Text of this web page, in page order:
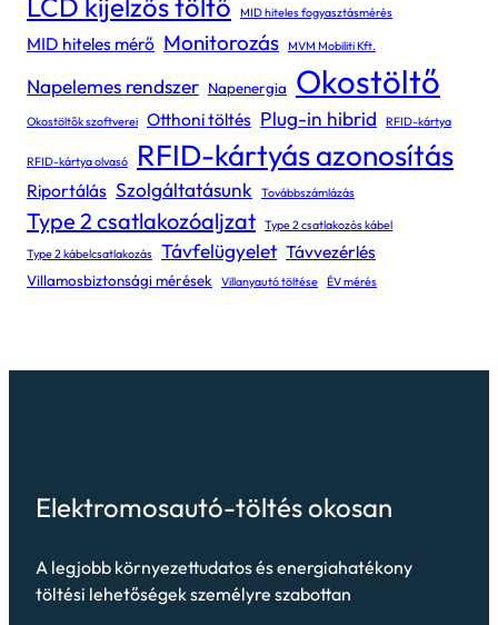
MID hiteles fogyasztásmérés
MID hiteles mérő Monitorozás MVM Mobiliti Kft.
Napelemes rendszer Napenergia Okostöltő
Okostöltők szoftverei Otthoni töltés Plug-in hibrid RFID-kártya
RFID-kártya olvasó RFID-kártyás azonosítás
Riportálás Szolgáltatásunk Továbbszámlázás
Type 2 csatlakozóaljzat Type 2 csatlakozós kábel
Type 2 kábelcsatlakozás Távfelügyelet Távvezérlés
Villamosbiztonsági mérések Villanyautó töltése ÉV mérés
Elektromosautó-töltés okosan
A legjobb környezettudatos és energiahatékony
töltési lehetőségek személyre szabottan